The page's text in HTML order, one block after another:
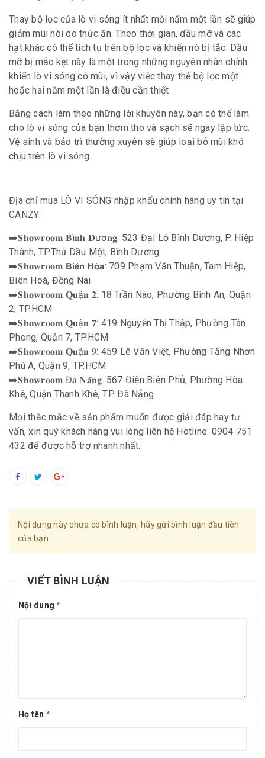
Thay bộ lọc của lò vi sóng ít nhất mỗi năm một lần sẽ giúp
giảm mùi hôi do thức ăn. Theo thời gian, dầu mỡ và các
hạt khác có thể tích tụ trên bộ lọc và khiến nó bị tắc. Dầu
mỡ bị mắc kẹt này là một trong những nguyên nhân chính
khiến lò vi sóng có mùi, vì vậy việc thay thế bộ lọc một
hoặc hai năm một lần là điều cần thiết.
Bằng cách làm theo những lời khuyên này, bạn có thể làm
cho lò vi sóng của bạn thơm tho và sạch sẽ ngay lập tức.
Vệ sinh và bảo trì thường xuyên sẽ giúp loại bỏ mùi khó
chịu trên lò vi sóng.
Địa chỉ mua LÒ VI SÓNG nhập khẩu chính hãng uy tín tại
CANZY:
➡️𝐒𝐡𝐨𝐰𝐫𝐨𝐨𝐦 𝐁ì𝐧𝐡 𝐃ươ𝐧𝐠: 523 Đại Lộ Bình Dương, P. Hiệp
Thành, TP.Thủ Dầu Một, Bình Dương
➡️𝐒𝐡𝐨𝐰𝐫𝐨𝐨𝐦 𝗕𝗶𝗲̂𝗻 𝗛𝗼̀𝗮: 709 Phạm Văn Thuận, Tam Hiệp,
Biên Hoà, Đồng Nai
➡️𝐒𝐡𝐨𝐰𝐫𝐨𝐨𝐦 𝐐𝐮ậ𝐧 𝟐: 18 Trần Não, Phường Bình An, Quận
2, TP.HCM
➡️𝐒𝐡𝐨𝐰𝐫𝐨𝐨𝐦 𝐐𝐮ậ𝐧 𝟕: 419 Nguyễn Thị Thập, Phường Tân
Phong, Quận 7, TP.HCM
➡️𝐒𝐡𝐨𝐰𝐫𝐨𝐨𝐦 𝐐𝐮ậ𝐧 𝟗: 459 Lê Văn Việt, Phường Tăng Nhơn
Phú A, Quận 9, TP.HCM
➡️𝐒𝐡𝐨𝐰𝐫𝐨𝐨𝐦 Đ𝐚̀ 𝐍𝐚̆̃𝐧𝐠: 567 Điện Biên Phủ, Phường Hòa
Khê, Quận Thanh Khê, TP. Đà Nẵng
Mọi thắc mắc về sản phẩm muốn được giải đáp hay tư
vấn, xin quý khách hàng vui lòng liên hệ Hotline: 0904 751
432 để được hỗ trợ nhanh nhất.
Nội dung này chưa có bình luận, hãy gửi bình luận đầu tiên
của bạn.
VIẾT BÌNH LUẬN
Nội dung*
Họ tên *